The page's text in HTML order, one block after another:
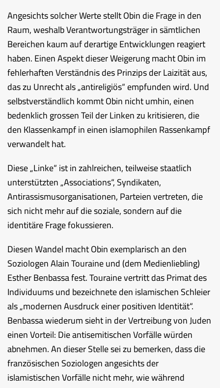
Angesichts solcher Werte stellt Obin die Frage in den
Raum, weshalb Verantwortungsträger in sämtlichen
Bereichen kaum auf derartige Entwicklungen reagiert
haben. Einen Aspekt dieser Weigerung macht Obin im
fehlerhaften Verständnis des Prinzips der Laizität aus,
das zu Unrecht als „antireligiös“ empfunden wird. Und
selbstverständlich kommt Obin nicht umhin, einen
bedenklich grossen Teil der Linken zu kritisieren, die
den Klassenkampf in einen islamophilen Rassenkampf
verwandelt hat.
Diese „Linke“ ist in zahlreichen, teilweise staatlich
unterstützten „Associations“, Syndikaten,
Antirassismusorganisationen, Parteien vertreten, die
sich nicht mehr auf die soziale, sondern auf die
identitäre Frage fokussieren.
Diesen Wandel macht Obin exemplarisch an den
Soziologen Alain Touraine und (dem Medienliebling)
Esther Benbassa fest. Touraine vertritt das Primat des
Individuums und bezeichnete den islamischen Schleier
als „modernen Ausdruck einer positiven Identität“.
Benbassa wiederum sieht in der Vertreibung von Juden
einen Vorteil: Die antisemitischen Vorfälle würden
abnehmen. An dieser Stelle sei zu bemerken, dass die
französischen Soziologen angesichts der
islamistischen Vorfälle nicht mehr, wie während